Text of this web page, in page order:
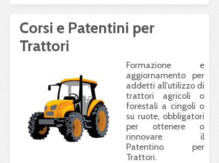
Corsi e Patentini per
Trattori
Formazione e
aggiornamento per
addetti all’utilizzo di
trattori agricoli o
forestali a cingoli o
su ruote, obbligatori
per ottenere o
rinnovare il
Patentino per
Trattori.